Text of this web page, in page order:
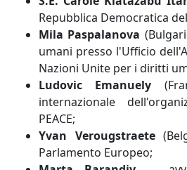
Repubblica Democratica
Mila Paspalanova
umani presso l'Ufficio
Nazioni Unite per i diritti
Ludovic Emanuely
internazionale
PEACE;
Yvan Verougstraete
Parlamento Europeo;